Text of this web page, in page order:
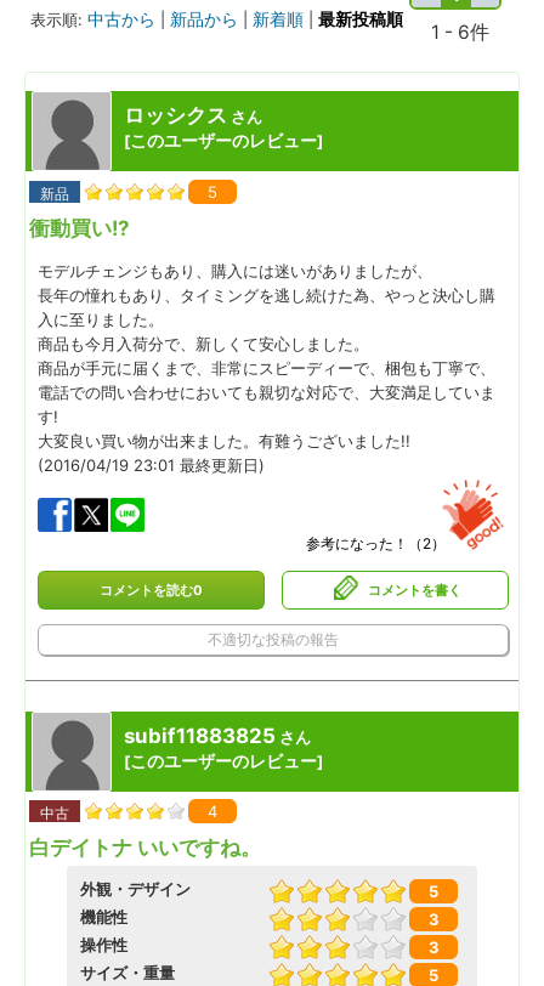
表示順: 中古から 新品から 新着順 最新投稿順
1 - 6件
ロッシクス さん
[このユーザーのレビュー]
新品 5
衝動買い!?
モデルチェンジもあり、購入には迷いがありましたが、
長年の憧れもあり、タイミングを逃し続けた為、やっと決心し購
入に至りました。
商品も今月入荷分で、新しくて安心しました。
商品が手元に届くまで、非常にスピーディーで、梱包も丁寧で、
電話での問い合わせにおいても親切な対応で、大変満足していま
す!
大変良い買い物が出来ました。有難うございました!!
(2016/04/19 23:01 最終更新日)
参考になった！（ 2）
コメントを読む0 コメントを書く
不適切な投稿の報告
subif11883825 さん
[このユーザーのレビュー]
中古 4
白デイトナ いいですね。
外観・デザイン
5
機能性
3
操作性
3
サイズ・重量
5